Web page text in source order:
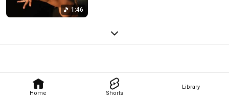
Home Shorts
Library
1:46